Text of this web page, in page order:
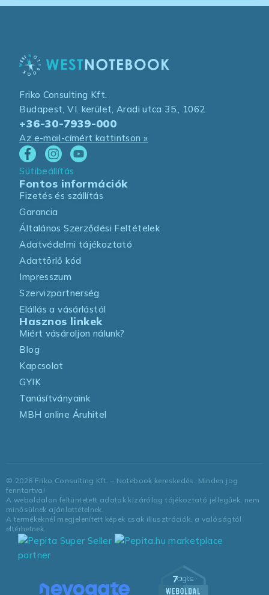
Friko Consulting Kft.
Budapest, VI. kerület, Aradi utca 35., 1062
+36-30-7939-000
Az e-mail-címért kattintson »
Sütibeállítás
Fontos információk
Fizetés és szállítás
Garancia
Általános Szerződési Feltételek
Adatvédelmi tájékoztató
Adattörlő kód
Impresszum
Szervizpartnerség
Elállás a vásárlástól
Hasznos linkek
Miért vásároljon nálunk?
Blog
Kapcsolat
GYIK
Tanúsítványaink
MBH online Áruhitel
© 2026 Friko Consulting Kft. – Notebook kereskedés. Minden jog
fenntartva!
A weboldalon feltüntetett adatok kizárólag tájékoztató jellegűek, nem
minősülnek ajánlattételnek.
A termékeknél megjelenített képek csak illusztrációk, a valóságtól
eltérhetnek.
marketplace
partner